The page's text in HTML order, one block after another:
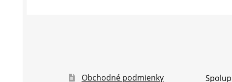
Obchodné podmienky